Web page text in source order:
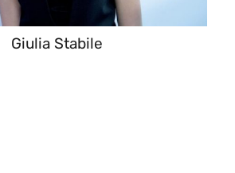
Giulia Stabile